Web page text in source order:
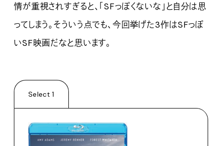
情が重視されすぎると、「SFっぽくないな」と自分は思
ってしまう。そういう点でも、今回挙げた3作はSFっぽ
いSF映画だなと思います。
Select 1